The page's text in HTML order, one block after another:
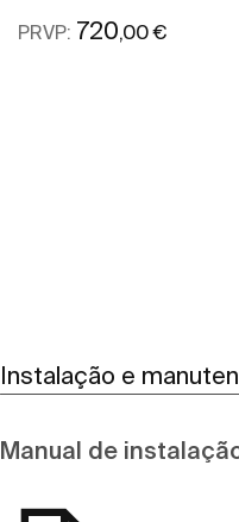
PRVP: 720 ,00 €
Instalação e
Manual de